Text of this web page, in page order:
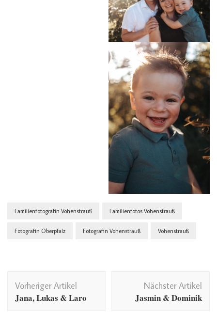
Familienfotografin Vohenstrauß Familienfotos Vohenstrauß
Fotografin Oberpfalz Fotografin Vohenstrauß Vohenstrauß
Beitragsnavigation
Vorheriger Artikel
Jana, Lukas & Laro
Nächster Artikel
Jasmin & Dominik